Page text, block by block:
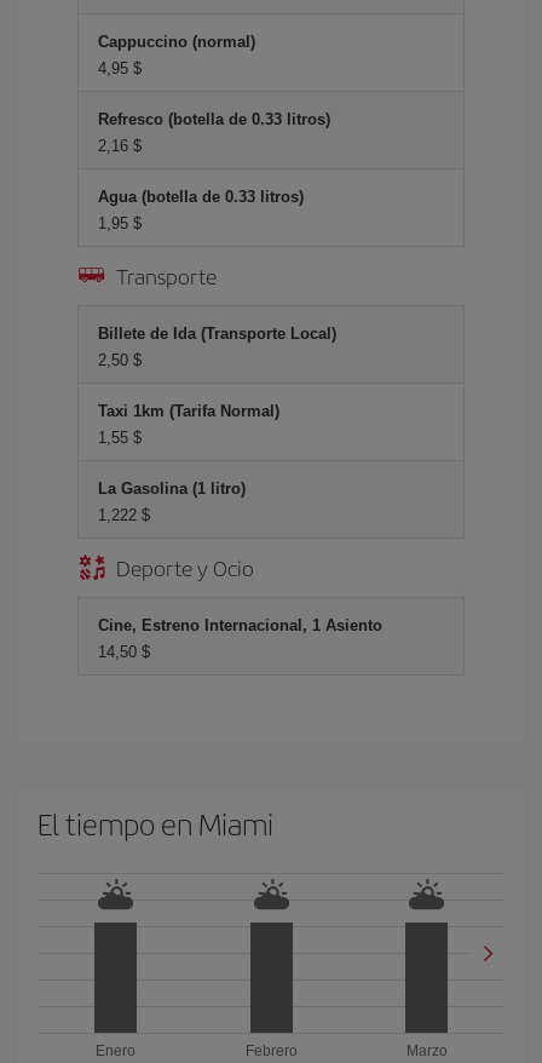
Cappuccino (normal)
4,95 $
Refresco (botella de 0.33 litros)
2,16 $
Agua (botella de 0.33 litros)
1,95 $
Transporte
Billete de Ida (Transporte Local)
2,50 $
Taxi 1km (Tarifa Normal)
1,55 $
La Gasolina (1 litro)
1,222 $
Deporte y Ocio
Cine, Estreno Internacional, 1 Asiento
14,50 $
El tiempo en Miami
Enero
Febrero
Marzo